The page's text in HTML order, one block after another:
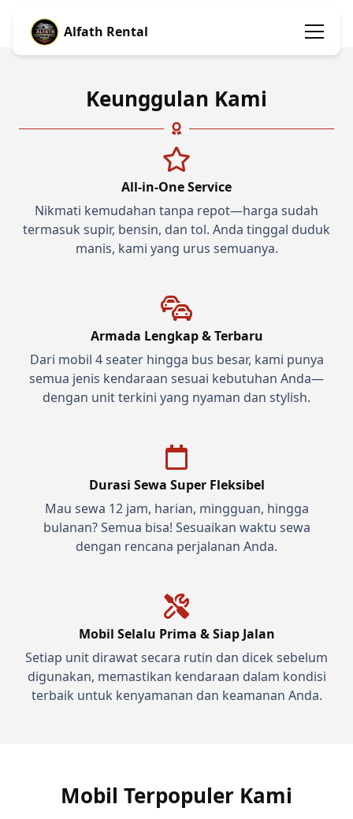
Alfath Rental
Keunggulan Kami
All-in-One Service
Nikmati kemudahan tanpa repot—harga sudah
termasuk supir, bensin, dan tol. Anda tinggal duduk
manis, kami yang urus semuanya.
Armada Lengkap & Terbaru
Dari mobil 4 seater hingga bus besar, kami punya
semua jenis kendaraan sesuai kebutuhan Anda—
dengan unit terkini yang nyaman dan stylish.
Durasi Sewa Super Fleksibel
Mau sewa 12 jam, harian, mingguan, hingga
bulanan? Semua bisa! Sesuaikan waktu sewa
dengan rencana perjalanan Anda.
Mobil Selalu Prima & Siap Jalan
Setiap unit dirawat secara rutin dan dicek sebelum
digunakan, memastikan kendaraan dalam kondisi
terbaik untuk kenyamanan dan keamanan Anda.
Mobil Terpopuler Kami